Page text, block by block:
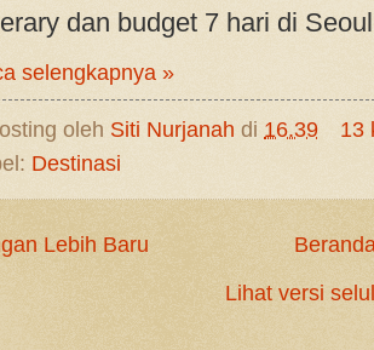
dan budget 7 hari di
selengkapnya »
oleh Siti Nurjanah di 16.39
13
Destinasi
Lebih Baru
Lihat versi